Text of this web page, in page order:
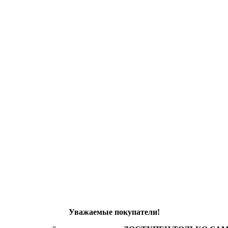
Уважаемые покупатели!